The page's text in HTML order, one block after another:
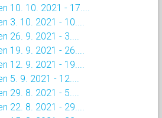
10. 10. 2021 - 17....
3. 10. 2021 - 10....
26. 9. 2021 - 3....
19. 9. 2021 - 26....
12. 9. 2021 - 19....
5. 9. 2021 - 12....
29. 8. 2021 - 5....
22. 8. 2021 - 29....